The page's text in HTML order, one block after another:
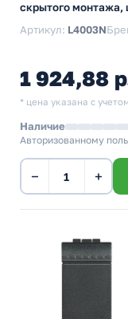
скрытого монтажа,
Артикул: L4003N
1 924,88
* цена указана с
Наличие
Авторизованному
− +